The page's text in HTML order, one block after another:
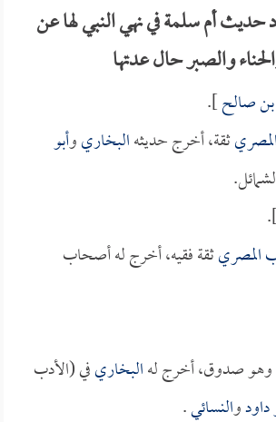
أم سلمة في نهي النبي لها عن
والصبر حال عدتها
بن صالح].
ثقة، أخرج حديثهالبخاريوأبو
].
المصريثقة فقيه، أخرج له أصحاب
وهو صدوق، أخرج لهالبخاريفي (الأدب
داودوالنسائي.